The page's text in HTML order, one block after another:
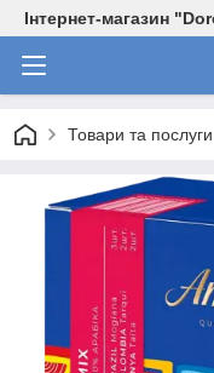
Інтернет-магазин
Товари та послуги